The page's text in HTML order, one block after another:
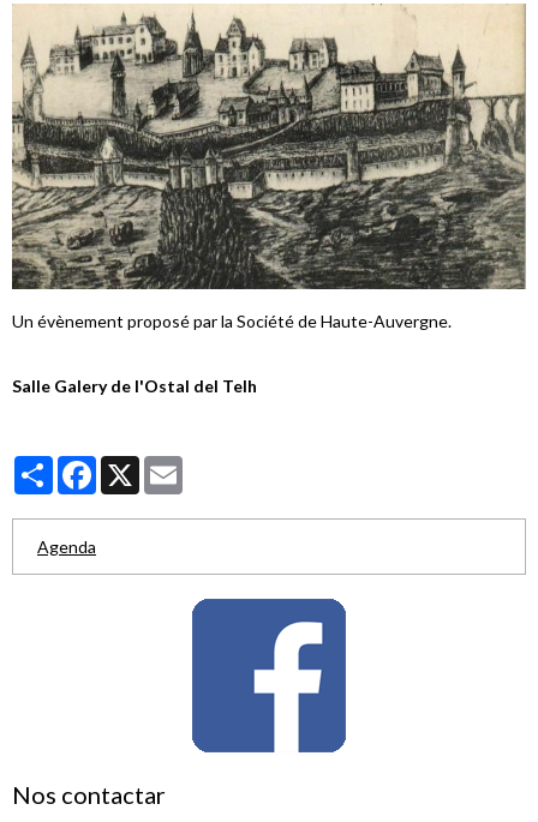
Un évènement proposé par la Société de Haute-Auvergne.
Salle Galery de l'Ostal del Telh
PartagerFacebook
X
Agenda
Nos contactar